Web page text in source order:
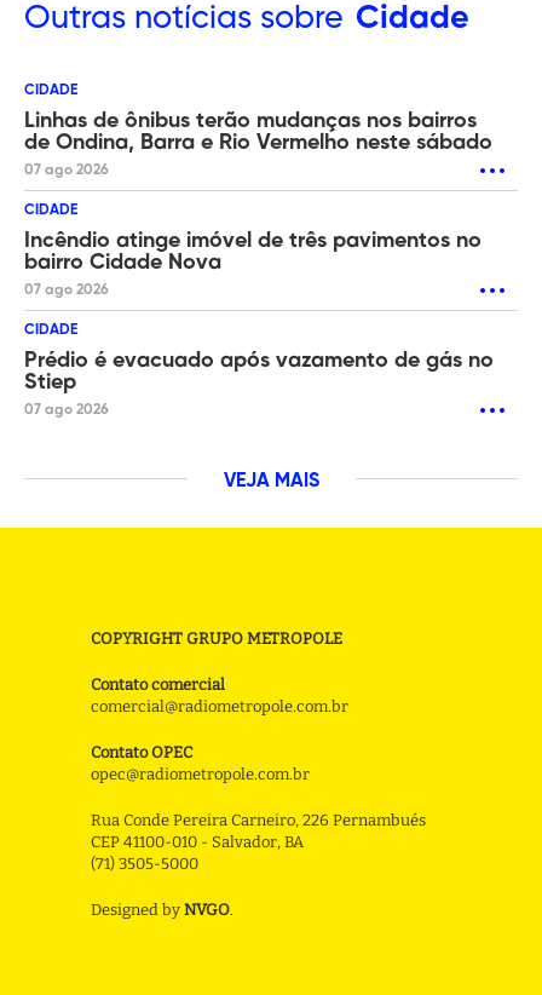
Outras notícias sobre Cidade
CIDADE
Linhas de ônibus terão mudanças nos bairros
de Ondina, Barra e Rio Vermelho neste sábado
07 ago 2026
CIDADE
Incêndio atinge imóvel de três pavimentos no
bairro Cidade Nova
07 ago 2026
CIDADE
Prédio é evacuado após vazamento de gás no
Stiep
07 ago 2026
VEJA MAIS
COPYRIGHT GRUPO METROPOLE
Contato comercial
comercial@radiometropole.com.br
Contato OPEC
opec@radiometropole.com.br
Rua Conde Pereira Carneiro, 226 Pernambués
CEP 41100-010 - Salvador, BA
(71) 3505-5000
Designed by NVGO.